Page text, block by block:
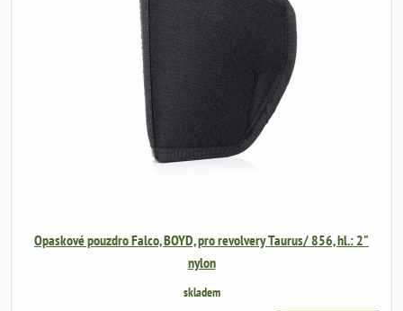
Opaskové pouzdro Falco, BOYD, pro revolvery Taurus/ 856, hl.: 2"
nylon
skladem